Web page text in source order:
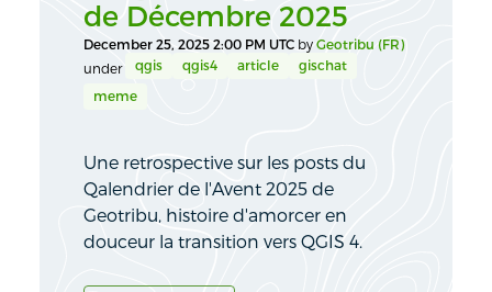
de Décembre 2025
December 25, 2025 2:00 PM UTC by Geotribu (FR)
under
qgis qgis4 article gischat
meme
Une retrospective sur les posts du
Qalendrier de l'Avent 2025 de
Geotribu, histoire d'amorcer en
douceur la transition vers QGIS 4.